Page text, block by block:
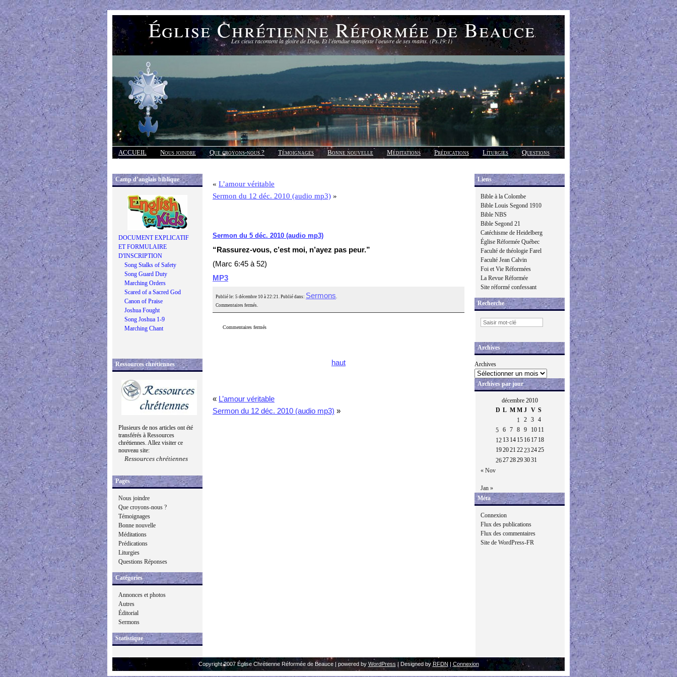
Église Chrétienne Réformée de Beauce
Les cieux racontent la gloire de Dieu. Et l'étendue manifeste l'oeuvre de ses mains. (Ps.19:1)
ACCUEIL Nous joindre Que croyons-nous ? Témoignages Bonne nouvelle Méditations Prédications Liturgies
Questions
Réponses
Camp d’anglais biblique
DOCUMENT EXPLICATIF
ET FORMULAIRE
D'INSCRIPTION
Song Stalks of Safety
Song Guard Duty
Marching Orders
Scared of a Sacred God
Canon of Praise
Joshua Fought
Song Joshua 1-9
Marching Chant
Ressources chrétiennes
Plusieurs de nos articles ont été
transférés à Ressources
chrétiennes. Allez visiter ce
nouveau site:
Ressources chrétiennes
Pages
Nous joindre
Que croyons-nous ?
Témoignages
Bonne nouvelle
Méditations
Prédications
Liturgies
Questions Réponses
Catégories
Annonces et photos
Autres
Éditorial
Sermons
Statistique
« L’amour véritable
Sermon du 12 déc. 2010 (audio mp3) »
Sermon du 5 déc. 2010 (audio mp3)
“Rassurez-vous, c’est moi, n’ayez pas peur.”
(Marc 6:45 à 52)
MP3
Publié le: 5 décembre 10 à 22:21. Publié dans: Sermons.
Commentaires fermés.
Commentaires fermés
haut
« L’amour véritable
Sermon du 12 déc. 2010 (audio mp3) »
Liens
Bible à la Colombe
Bible Louis Segond 1910
Bible NBS
Bible Segond 21
Catéchisme de Heidelberg
Église Réformée Québec
Faculté de théologie Farel
Faculté Jean Calvin
Foi et Vie Réformées
La Revue Réformée
Site réformé confessant
Recherche
Archives
Archives
Archives par jour
décembre 2010
D L M M J V S
1
2 3
4
5
6 7 8 9 10 11
12 13 14 15 16 17 18
192021 22232425
262728293031
« Nov
Jan »
Méta
Connexion
Flux des publications
Flux des commentaires
Site de WordPress-FR
Copyright 2007 Église Chrétienne Réformée de Beauce | powered by WordPress | Designed byRFDN | Connexion